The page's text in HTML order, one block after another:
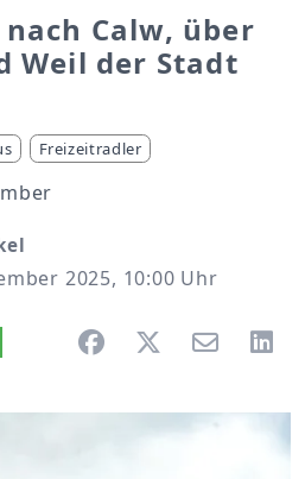
Calw, über
Weil der Stadt
Freizeitradler
2025, 10:00 Uhr